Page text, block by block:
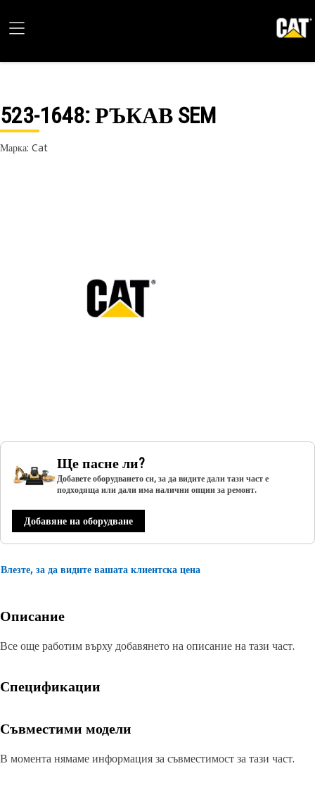
523-1648: РЪКАВ SEM
Марка: Cat
Ще пасне ли?
Добавете оборудването си, за да видите дали тази част е
подходяща или дали има налични опции за ремонт.
Добавяне на оборудване
Влезте, за да видите вашата клиентска цена
Описание
Все още работим върху добавянето на описание на тази част.
Спецификации
Съвместими модели
В момента нямаме информация за съвместимост за тази част.